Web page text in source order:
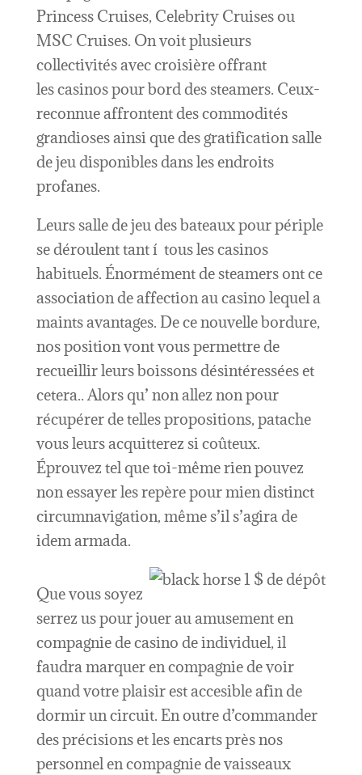
Princess Cruises, Celebrity Cruises ou
MSC Cruises. On voit plusieurs
collectivités avec croisière offrant
les casinos pour bord des steamers. Ceux-
reconnue affrontent des commodités
grandioses ainsi que des gratification salle
de jeu disponibles dans les endroits
profanes.
Leurs salle de jeu des bateaux pour périple
se déroulent tant í tous les casinos
habituels. Énormément de steamers ont ce
association de affection au casino lequel a
maints avantages. De ce nouvelle bordure,
nos position vont vous permettre de
recueillir leurs boissons désintéressées et
cetera.. Alors qu’ non allez non pour
récupérer de telles propositions, patache
vous leurs acquitterez si coûteux.
Éprouvez tel que toi-même rien pouvez
non essayer les repère pour mien distinct
circumnavigation, même s’il s’agira de
idem armada.
Que vous soyez
serrez us pour jouer au amusement en
compagnie de casino de individuel, il
faudra marquer en compagnie de voir
quand votre plaisir est accesible afin de
dormir un circuit. En outre d’commander
des précisions et les encarts près nos
personnel en compagnie de vaisseaux